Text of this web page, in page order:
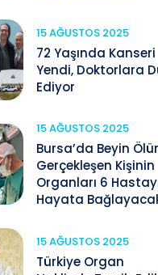
15 AĞUSTOS 2025
72 Yaşında Kanseri
Yendi, Doktorlara
Ediyor
15 AĞUSTOS 2025
Bursa’da Beyin
Gerçekleşen Kişinin
Organları 6
Hayata
15 AĞUSTOS 2025
Türkiye Organ